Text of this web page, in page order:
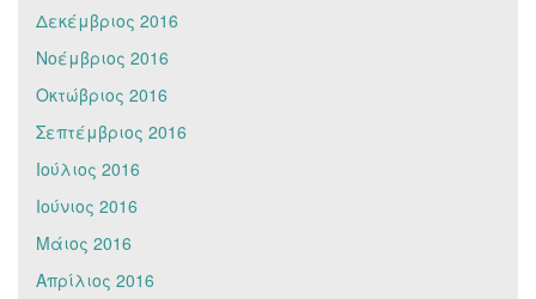
Δεκέμβριος 2016
Νοέμβριος 2016
Οκτώβριος 2016
Σεπτέμβριος 2016
Ιούλιος 2016
Ιούνιος 2016
Μάιος 2016
Απρίλιος 2016